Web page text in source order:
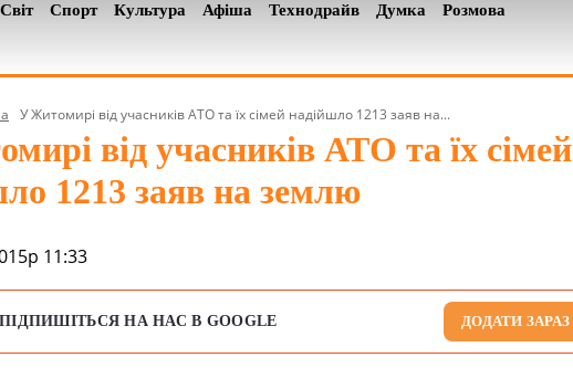
Світ Спорт Культура Афіша Технодрайв Думка
Розмова
У Житомирі від учасників АТО та їх сімей надійшло 1213 заяв на...
від учасників АТО та їх сімей
1213 заяв на землю
11:33
ПІДПИШІТЬСЯ НА НАС В GOOGLE ДОДАТИ ЗАРАЗ